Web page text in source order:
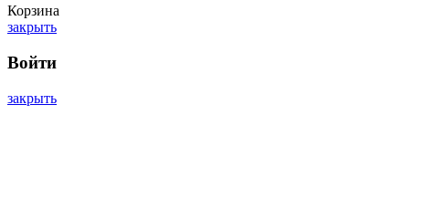
Корзина
закрыть
Войти
закрыть